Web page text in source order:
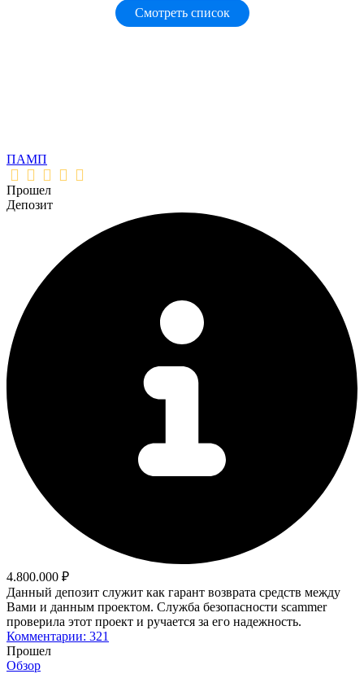
Смотреть список
ПАМП
Прошел
Депозит
4.800.000 ₽
Данный депозит служит как гарант возврата средств между
Вами и данным проектом. Служба безопасности scammer
проверила этот проект и ручается за его надежность.
Комментарии: 321
Прошел
Обзор